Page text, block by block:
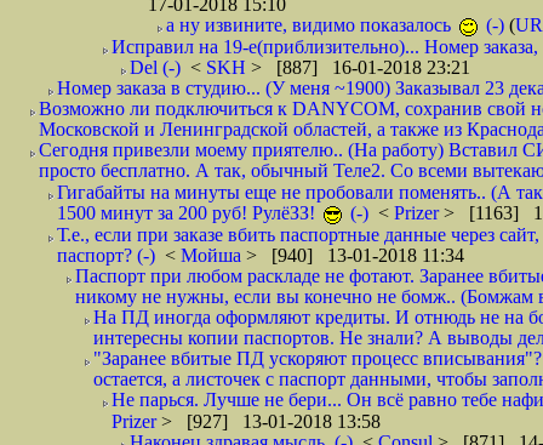
а ну извините, видимо показалось
(-) (
Исправил на 19-е(приблизительно)... Номер
Del (-) < SKH > [887] 16-01-2018 23:21
Номер заказа в студию... (У меня ~1900) Заказывал 23
Возможно ли подключиться к DANYCOM, сохранив свой
Московской и Ленинградской областей, а также из
Сегодня привезли моему приятелю.. (На работу) Вставил
просто бесплатно. А так, обычный Теле2. Со всеми
Гигабайты на минуты еще не пробовали поменять.. (А
1500 минут за 200 руб! РулёЗЗ!
(-) < Prizer> [1163]
Т.е., если при заказе вбить паспортные данные через
паспорт? (-) < Мойша > [940] 13-01-2018 11:34
Паспорт при любом раскладе не фотают. Заранее
никому не нужны, если вы конечно не бомж.. (Бомжам
На ПД иногда оформляют кредиты. И отнюдь не на
интересны копии паспортов. Не знали? А выводы
"Заранее вбитые ПД ускоряют процесс
остается, а листочек с паспорт данными, чтобы
Не парься. Лучше не бери... Он всё равно тебе
Prizer> [927] 13-01-2018 13:58